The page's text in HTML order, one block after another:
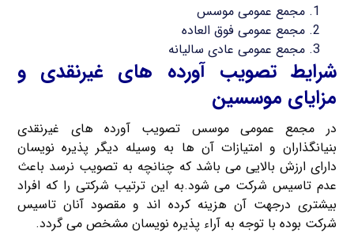
مجمع عمومی موسس
مجمع عمومی فوق العاده
مجمع عمومی عادی سالیانه
شرایط تصویب آورده های غیرنقدی و
مزایای موسسین
در مجمع عمومی موسس تصویب آورده های غیرنقدی
بنیانگذاران و امتیازات آن ها به وسیله دیگر پذیره نویسان
دارای ارزش بالایی می باشد که چنانچه به تصویب نرسد باعث
عدم تاسیس شرکت می شود.به این ترتیب شرکتی را که افراد
بیشتری درجهت آن هزینه کرده اند و مقصود آنان تاسیس
شرکت بوده با توجه به آراء پذیره نویسان مشخص می گردد.